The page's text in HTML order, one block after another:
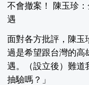
不會撤案！ 陳玉珍
遇
面對各方批評，陳玉
過是希望跟台灣的高
遇。（設立後）難道
抽驗嗎？」